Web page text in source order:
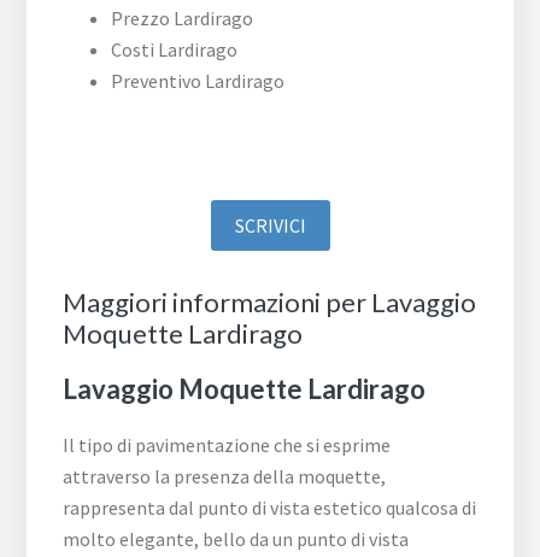
Prezzo Lardirago
Costi Lardirago
Preventivo Lardirago
SCRIVICI
Maggiori informazioni per Lavaggio
Moquette Lardirago
Lavaggio Moquette Lardirago
Il tipo di pavimentazione che si esprime
attraverso la presenza della moquette,
rappresenta dal punto di vista estetico qualcosa di
molto elegante, bello da un punto di vista